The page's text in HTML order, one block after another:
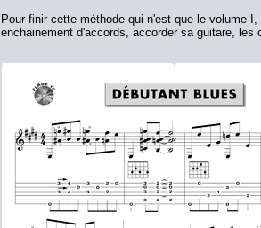
Pour finir cette méthode qui n'est que le volume
enchainement d'accords, accorder sa guitare, les